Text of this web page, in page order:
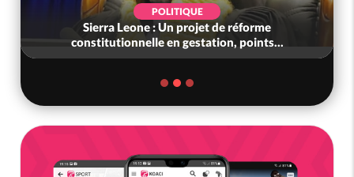
POLITIQUE
Sierra Leone : Un projet de réforme
constitutionnelle en gestation, points...